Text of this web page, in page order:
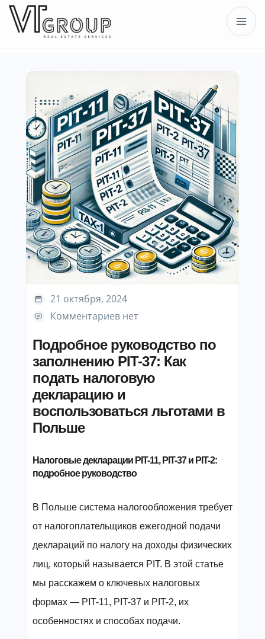
21 октября, 2024
Комментариев нет
Подробное руководство по
заполнению PIT-37: Как
подать налоговую
декларацию и
воспользоваться льготами в
Польше
Налоговые декларации PIT-11, PIT-37 и PIT-2:
подробное руководство
В Польше система налогообложения требует
от налогоплательщиков ежегодной подачи
деклараций по налогу на доходы физических
лиц, который называется PIT. В этой статье
мы расскажем о ключевых налоговых
формах — PIT-11, PIT-37 и PIT-2, их
особенностях и способах подачи.